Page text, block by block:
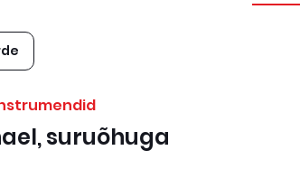
suruõhuga